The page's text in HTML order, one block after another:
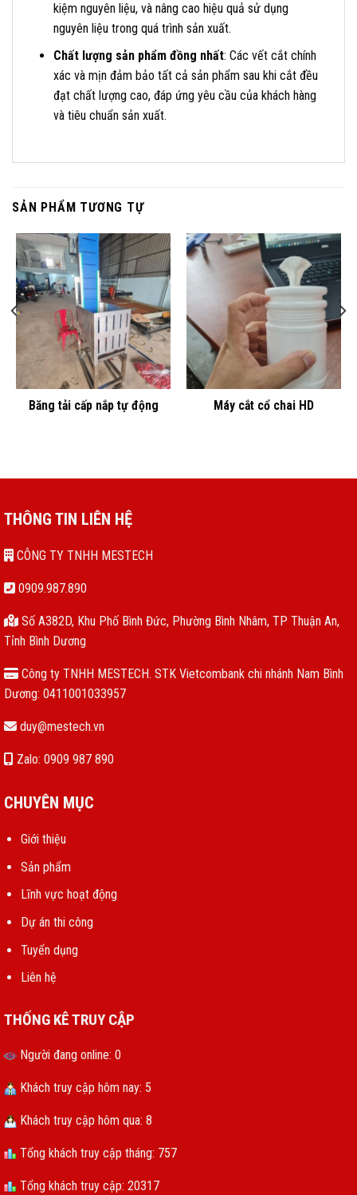
kiệm nguyên liệu, và nâng cao hiệu quả sử dụng
nguyên liệu trong quá trình sản xuất.
Chất lượng sản phẩm đồng nhất: Các vết cắt chính
xác và mịn đảm bảo tất cả sản phẩm sau khi cắt đều
đạt chất lượng cao, đáp ứng yêu cầu của khách hàng
và tiêu chuẩn sản xuất.
SẢN PHẨM TƯƠNG TỰ
Băng tải cấp nắp tự động Máy cắt cổ chai HD
THÔNG TIN LIÊN HỆ
CÔNG TY TNHH MESTECH
0909.987.890
Số A382D, Khu Phố Bình Đức, Phường Bình Nhâm, TP Thuận An,
Tỉnh Bình Dương
Công ty TNHH MESTECH. STK Vietcombank chi nhánh Nam Bình
Dương: 0411001033957
duy@mestech.vn
Zalo: 0909 987 890
CHUYÊN MỤC
Giới thiệu
Sản phẩm
Lĩnh vực hoạt động
Dự án thi công
Tuyển dụng
Liên hệ
THỐNG KÊ TRUY CẬP
Người đang online: 0
Khách truy cập hôm nay: 5
Khách truy cập hôm qua: 8
Tổng khách truy cập tháng: 757
Tổng khách truy cập: 20317